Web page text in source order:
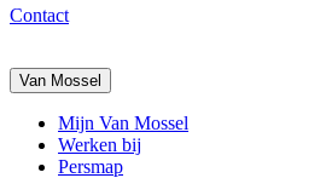
Contact
Van Mossel
Mijn Van Mossel
Werken bij
Persmap